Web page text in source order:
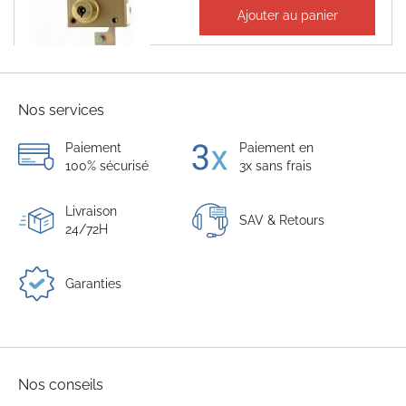
905,57 €
754,64 € Ajouter au panier
Nos services
Paiement
100% sécurisé
Paiement en
3x sans frais
Livraison
24/72H
SAV & Retours
Garanties
Nos conseils